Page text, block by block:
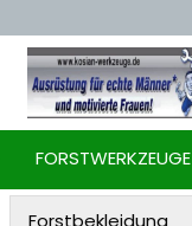
FORSTWERKZEUGE
Forstbekleidung